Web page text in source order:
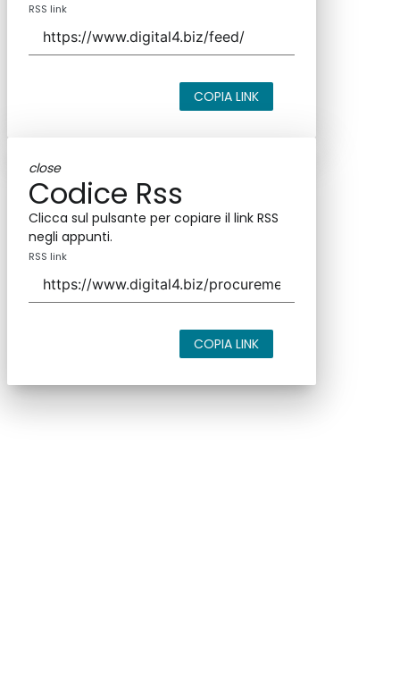
RSS link
COPIA LINK
close
Codice Rss
Clicca sul pulsante per copiare il link RSS
negli appunti.
RSS link
COPIA LINK